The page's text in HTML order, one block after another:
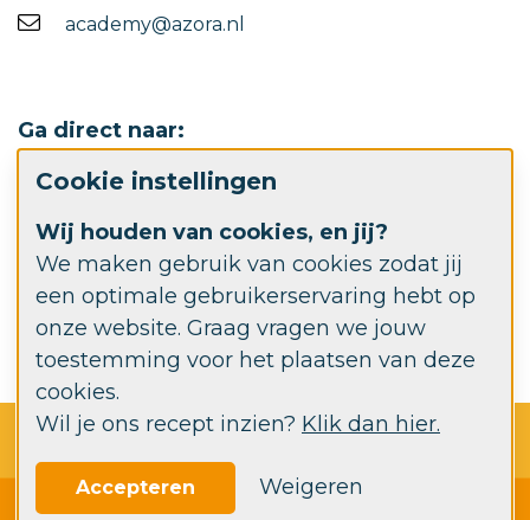
Cookie instellingen
Wij houden van cookies, en jij?
We maken gebruik van cookies zodat jij
een optimale gebruikerservaring hebt op
onze website. Graag vragen we jouw
toestemming voor het plaatsen van deze
cookies.
Wil je ons recept inzien? Klik dan hier.
Accepteren Weigeren
academy@azora.nl
Ga direct naar:
Werken bij Azora
Azora.nl
Azora Advies- en behandelcentrum
© 2026 Azora AcademyPrivacyDisclaimer